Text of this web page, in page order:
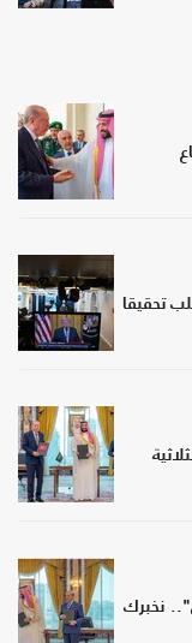
تحقيقا
نخبرك